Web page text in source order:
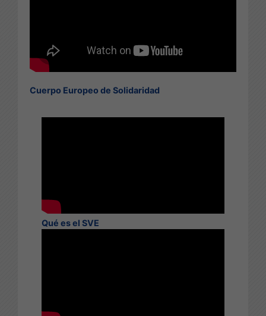
Cuerpo Europeo de Solidaridad
Qué es el SVE